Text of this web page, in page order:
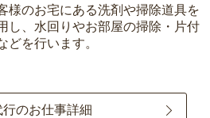
様のお宅にある洗剤や掃除道具を
し、水回りやお部屋の掃除・片付
どを行います。
行のお仕事詳細